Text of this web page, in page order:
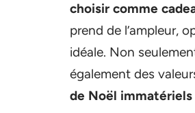
choisir comme
prend de l’ampleur,
idéale. Non
également des
de Noël immatériels